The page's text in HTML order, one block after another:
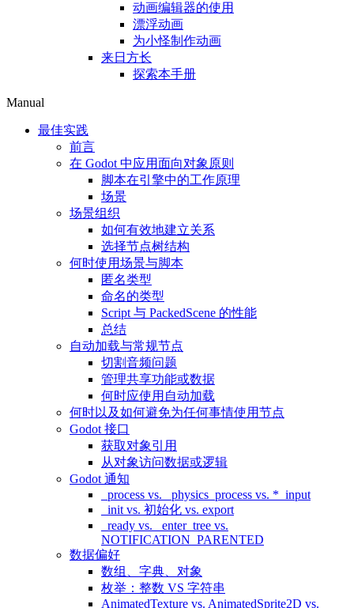
动画编辑器的使用
漂浮动画
为小怪制作动画
来日方长
探索本手册
Manual
最佳实践
前言
在 Godot 中应用面向对象原则
脚本在引擎中的工作原理
场景
场景组织
如何有效地建立关系
选择节点树结构
何时使用场景与脚本
匿名类型
命名的类型
Script 与 PackedScene 的性能
总结
自动加载与常规节点
切割音频问题
管理共享功能或数据
何时应使用自动加载
何时以及如何避免为任何事情使用节点
Godot 接口
获取对象引用
从对象访问数据或逻辑
Godot 通知
_process vs. _physics_process vs. *_input
_init vs. 初始化 vs. export
_ready vs. _enter_tree vs.
NOTIFICATION_PARENTED
数据偏好
数组、字典、对象
枚举：整数 VS 字符串
AnimatedTexture vs. AnimatedSprite2D vs.